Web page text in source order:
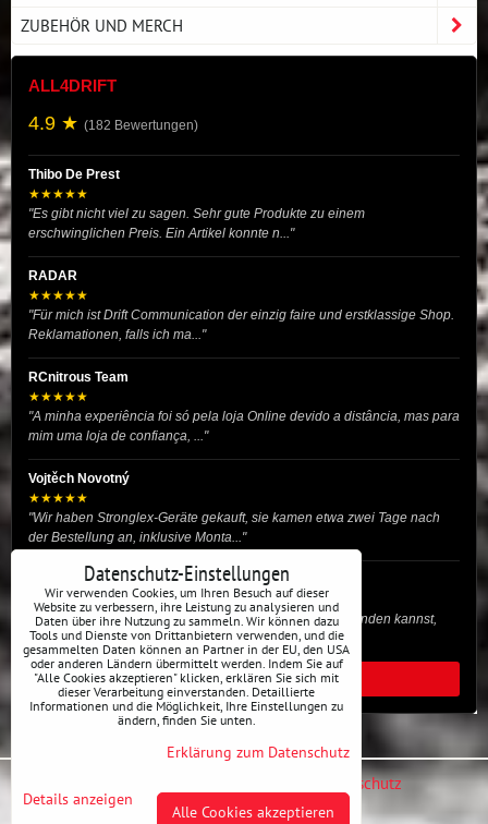
ZUBEHÖR UND MERCH
ALL4DRIFT
4.9 ★ (182 Bewertungen)
Thibo De Prest
★★★★★
"Es gibt nicht viel zu sagen. Sehr gute Produkte zu einem
erschwinglichen Preis. Ein Artikel konnte n..."
RADAR
★★★★★
"Für mich ist Drift Communication der einzig faire und erstklassige Shop.
Reklamationen, falls ich ma..."
RCnitrous Team
★★★★★
"A minha experiência foi só pela loja Online devido a distância, mas para
mim uma loja de confiança, ..."
Vojtěch Novotný
★★★★★
"Wir haben Stronglex-Geräte gekauft, sie kamen etwa zwei Tage nach
der Bestellung an, inklusive Monta..."
josef helmich
★★★★★
"Hier gibt es viele Dinge, die du für dein Drift-Auto verwenden kannst,
egal ob Profi oder für die St..."
ALLE BEWERTUNGEN
Erklärung zum Datenschutz
Datenschutz-Einstellungen
Wir verwenden Cookies, um Ihren Besuch auf dieser
Website zu verbessern, ihre Leistung zu analysieren und
Daten über ihre Nutzung zu sammeln. Wir können dazu
Tools und Dienste von Drittanbietern verwenden, und die
gesammelten Daten können an Partner in der EU, den USA
oder anderen Ländern übermittelt werden. Indem Sie auf
"Alle Cookies akzeptieren" klicken, erklären Sie sich mit
dieser Verarbeitung einverstanden. Detaillierte
Informationen und die Möglichkeit, Ihre Einstellungen zu
ändern, finden Sie unten.
Erklärung zum Datenschutz
Details anzeigen
Alle Cookies akzeptieren